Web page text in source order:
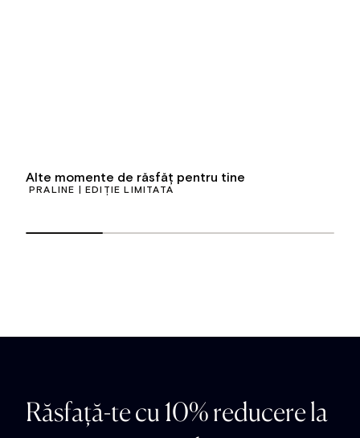
Alte momente de răsfăț pentru tine
PRALINE | EDIȚIE LIMITATĂ
Răsfață-te cu 10% reducere la